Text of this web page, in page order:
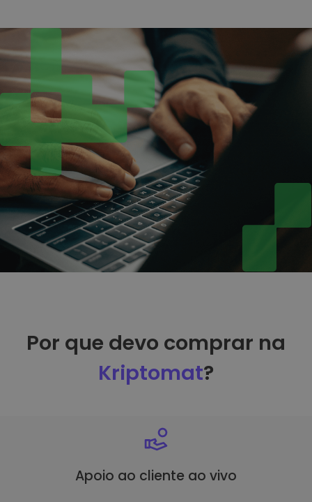
Por que devo comprar na
Kriptomat?
Apoio ao cliente ao vivo